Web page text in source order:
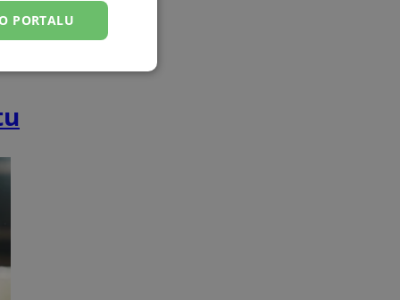
PORTALU
użytkownika i